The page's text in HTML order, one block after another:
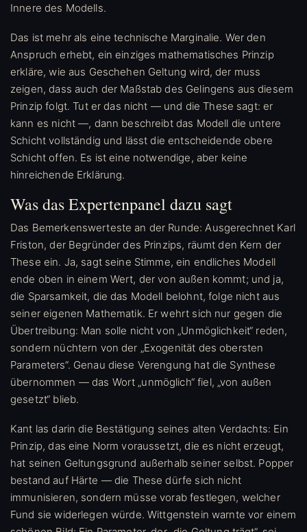
Innere des Modells.
Das ist mehr als eine technische Marginalie. Wer den
Anspruch erhebt, ein einziges mathematisches Prinzip
erkläre, wie aus Geschehen Geltung wird, der muss
zeigen, dass auch der Maßstab des Gelingens aus diesem
Prinzip folgt. Tut er das nicht — und die These sagt: er
kann es nicht —, dann beschreibt das Modell die untere
Schicht vollständig und lässt die entscheidende obere
Schicht offen. Es ist eine notwendige, aber keine
hinreichende Erklärung.
Was das Expertenpanel dazu sagt
Das Bemerkenswerteste an der Runde: Ausgerechnet Karl
Friston, der Begründer des Prinzips, räumt den Kern der
These ein. Ja, sagt seine Stimme, ein endliches Modell
ende oben in einem Wert, der von außen kommt; und ja,
die Sparsamkeit, die das Modell belohnt, folge nicht aus
seiner eigenen Mathematik. Er wehrt sich nur gegen die
Übertreibung: Man solle nicht von „Unmöglichkeit“ reden,
sondern nüchtern von der „Exogenität des obersten
Parameters“. Genau diese Verengung hat die Synthese
übernommen — das Wort „unmöglich“ fiel, „von außen
gesetzt“ blieb.
Kant las darin die Bestätigung seines alten Verdachts: Ein
Prinzip, das eine Norm voraussetzt, die es nicht erzeugt,
hat seinen Geltungsgrund außerhalb seiner selbst. Popper
bestand auf Härte — die These dürfe sich nicht
immunisieren, sondern müsse vorab festlegen, welcher
Fund sie widerlegen würde. Wittgenstein warnte vor einem